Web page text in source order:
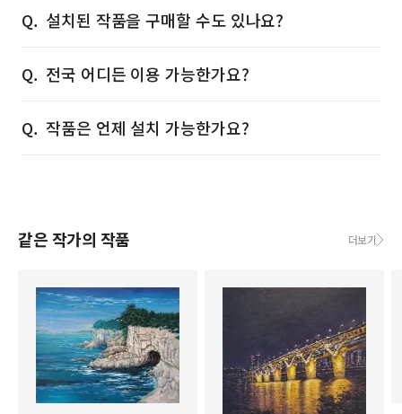
설치된 작품을 구매할 수도 있나요?
전국 어디든 이용 가능한가요?
작품은 언제 설치 가능한가요?
같은 작가의 작품 더보기